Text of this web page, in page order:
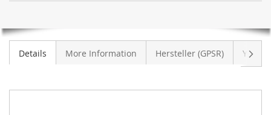
Golf
1.4
DEĞIL
Details More Information Hersteller (GPSR)